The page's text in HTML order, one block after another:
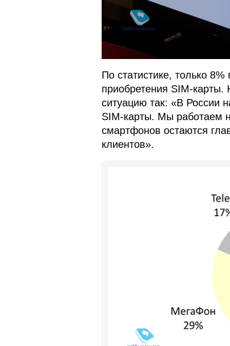
По статистике, только
приобретения SIM-
ситуацию так: «В России
SIM-карты. Мы работаем
смартфонов остаются
клиентов».